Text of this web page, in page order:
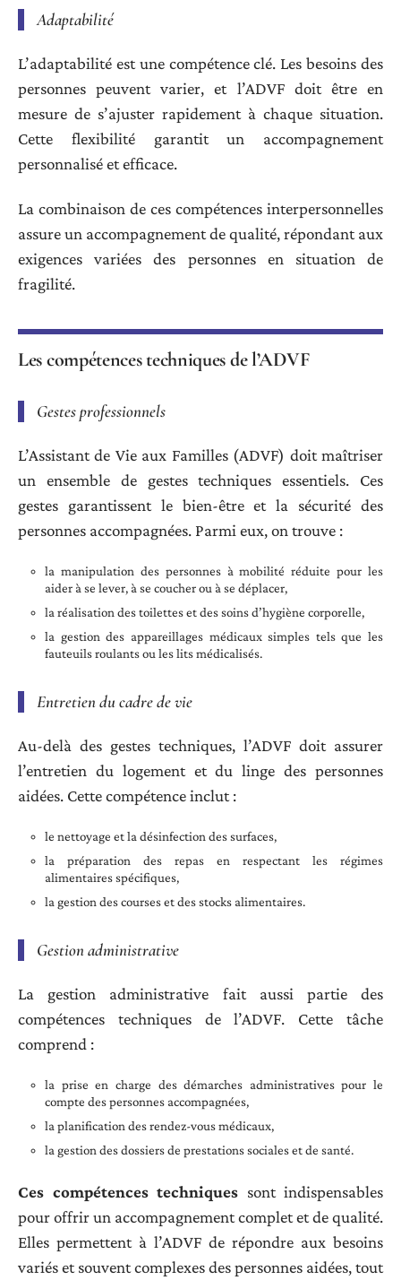
Adaptabilité
L’adaptabilité est une compétence clé. Les besoins des
personnes peuvent varier, et l’ADVF doit être en
mesure de s’ajuster rapidement à chaque situation.
Cette flexibilité garantit un accompagnement
personnalisé et efficace.
La combinaison de ces compétences interpersonnelles
assure un accompagnement de qualité, répondant aux
exigences variées des personnes en situation de
fragilité.
Les compétences techniques de l’ADVF
Gestes professionnels
L’Assistant de Vie aux Familles (ADVF) doit maîtriser
un ensemble de gestes techniques essentiels. Ces
gestes garantissent le bien-être et la sécurité des
personnes accompagnées. Parmi eux, on trouve :
la manipulation des personnes à mobilité réduite pour les
aider à se lever, à se coucher ou à se déplacer,
la réalisation des toilettes et des soins d’hygiène corporelle,
la gestion des appareillages médicaux simples tels que les
fauteuils roulants ou les lits médicalisés.
Entretien du cadre de vie
Au-delà des gestes techniques, l’ADVF doit assurer
l’entretien du logement et du linge des personnes
aidées. Cette compétence inclut :
le nettoyage et la désinfection des surfaces,
la préparation des repas en respectant les régimes
alimentaires spécifiques,
la gestion des courses et des stocks alimentaires.
Gestion administrative
La gestion administrative fait aussi partie des
compétences techniques de l’ADVF. Cette tâche
comprend :
la prise en charge des démarches administratives pour le
compte des personnes accompagnées,
la planification des rendez-vous médicaux,
la gestion des dossiers de prestations sociales et de santé.
Ces compétences techniques sont indispensables
pour offrir un accompagnement complet et de qualité.
Elles permettent à l’ADVF de répondre aux besoins
variés et souvent complexes des personnes aidées, tout